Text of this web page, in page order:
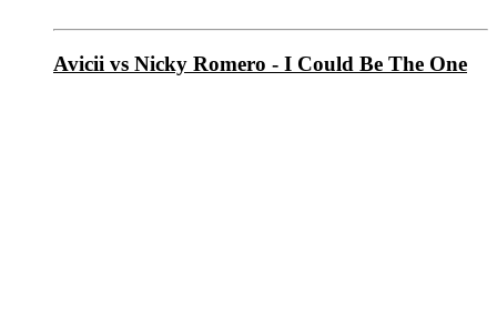
Avicii vs Nicky Romero - I Could Be The One